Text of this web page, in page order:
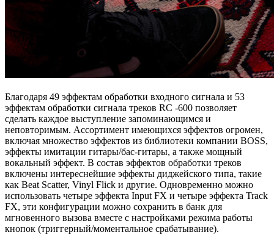
Благодаря 49 эффектам обработки входного сигнала и 53
эффектам обработки сигнала треков RC -600 позволяет
сделать каждое выступление запоминающимся и
неповторимым. Ассортимент имеющихся эффектов огромен,
включая множество эффектов из библиотеки компании BOSS,
эффекты имитации гитары/бас-гитары, а также мощный
вокальный эффект. В состав эффектов обработки треков
включены интереснейшие эффекты диджейского типа, такие
как Beat Scatter, Vinyl Flick и другие. Одновременно можно
использовать четыре эффекта Input FX и четыре эффекта Track
FX, эти конфигурации можно сохранить в банк для
мгновенного вызова вместе с настройками режима работы
кнопок (триггерный/моментальное срабатывание).